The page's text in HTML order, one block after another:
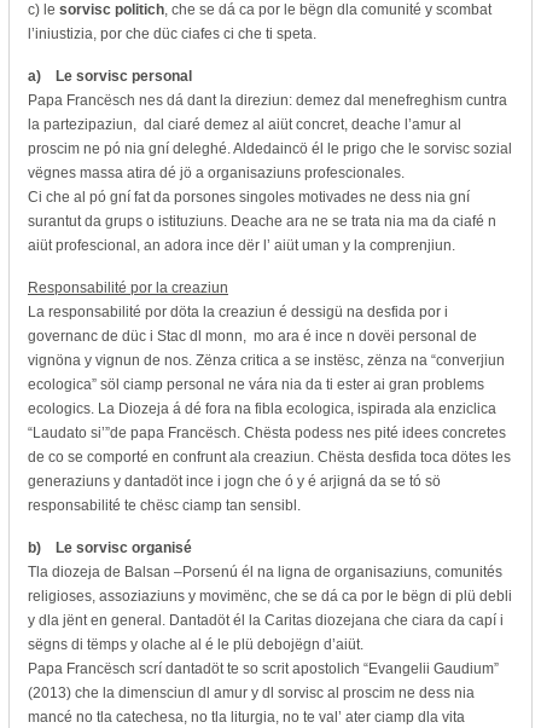
c) le sorvisc politich, che se dá ca por le bëgn dla comunité y scombat
l’iniustizia, por che düc ciafes ci che ti speta.
a)
Le sorvisc personal
Papa Francësch nes dá dant la direziun: demez dal menefreghism cuntra
la partezipaziun, dal ciaré demez al aiüt concret, deache l’amur al
proscim ne pó nia gní deleghé. Aldedaincö él le prigo che le sorvisc sozial
vëgnes massa atira dé jö a organisaziuns profescionales.
Ci che al pó gní fat da porsones singoles motivades ne dess nia gní
surantut da grups o istituziuns. Deache ara ne se trata nia ma da ciafé n
aiüt profescional, an adora ince dër l’ aiüt uman y la comprenjiun.
Responsabilité por la creaziun
La responsabilité por döta la creaziun é dessigü na desfida por i
governanc de düc i Stac dl monn, mo ara é ince n dovëi personal de
vignöna y vignun de nos. Zënza critica a se instësc, zënza na “converjiun
ecologica” söl ciamp personal ne vára nia da ti ester ai gran problems
ecologics. La Diozeja á dé fora na fibla ecologica, ispirada ala enziclica
“Laudato si’”de papa Francësch. Chësta podess nes pité idees concretes
de co se comporté en confrunt ala creaziun. Chësta desfida toca dötes les
generaziuns y dantadöt ince i jogn che ó y é arjigná da se tó sö
responsabilité te chësc ciamp tan sensibl.
b)
Le sorvisc organisé
Tla diozeja de Balsan –Porsenú él na ligna de organisaziuns, comunités
religioses, assoziaziuns y movimënc, che se dá ca por le bëgn di plü debli
y dla jënt en general. Dantadöt él la Caritas diozejana che ciara da capí i
sëgns di tëmps y olache al é le plü debojëgn d’aiüt.
Papa Francësch scrí dantadöt te so scrit apostolich “Evangelii Gaudium”
(2013) che la dimensciun dl amur y dl sorvisc al proscim ne dess nia
mancé no tla catechesa, no tla liturgia, no te val’ ater ciamp dla vita